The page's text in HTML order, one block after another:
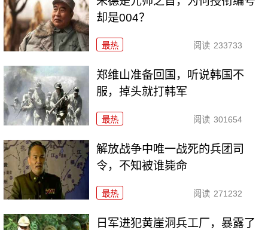
却是004？
最热 阅读 233733
郑维山准备回国，听说韩国不
服，掉头就打韩军
最热 阅读 301654
解放战争中唯一战死的兵团司
令，不知被谁毙命
最热 阅读 271232
日军进犯黄崖洞兵工厂，暴露了